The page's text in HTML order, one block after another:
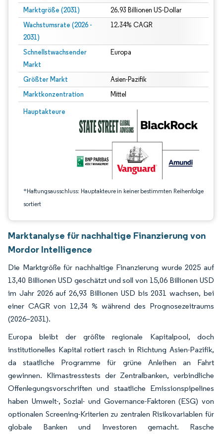
Marktgröße (2031) 26.93 Billionen US-Dollar
Wachstumsrate (2026 -
2031)
12.34% CAGR
Schnellstwachsender
Markt
Europa
Größter Markt Asien-Pazifik
Marktkonzentration Mittel
Hauptakteure
*Haftungsausschluss: Hauptakteure in keiner bestimmten Reihenfolge
sortiert
Bild © Mordor Intelligence. Wiederverwendung erfordert Namensnennung
Marktanalyse für nachhaltige Finanzierung von
Mordor Intelligence
Die Marktgröße für nachhaltige Finanzierung wurde 2025 auf
13,40 Billionen USD geschätzt und soll von 15,06 Billionen USD
im Jahr 2026 auf 26,93 Billionen USD bis 2031 wachsen, bei
einer CAGR von 12,34 % während des Prognosezeitraums
(2026–2031).
Europa bleibt der größte regionale Kapitalpool, doch
institutionelles Kapital rotiert rasch in Richtung Asien-Pazifik,
da staatliche Programme für grüne Anleihen an Fahrt
gewinnen. Klimastresstests der Zentralbanken, verbindliche
Offenlegungsvorschriften und staatliche Emissionspipelines
haben Umwelt-, Sozial- und Governance-Faktoren (ESG) von
optionalen Screening-Kriterien zu zentralen Risikovariablen für
globale Banken und Investoren gemacht. Rasche